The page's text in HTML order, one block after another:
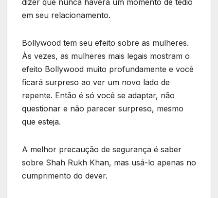
dizer que nunca haverá um momento de tédio
em seu relacionamento.
Bollywood tem seu efeito sobre as mulheres.
Às vezes, as mulheres mais legais mostram o
efeito Bollywood muito profundamente e você
ficará surpreso ao ver um novo lado de
repente. Então é só você se adaptar, não
questionar e não parecer surpreso, mesmo
que esteja.
A melhor precaução de segurança é saber
sobre Shah Rukh Khan, mas usá-lo apenas no
cumprimento do dever.